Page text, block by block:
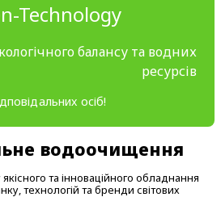
Technology
балансу та водних
ресурсів
осіб!
водоочищення
та інноваційного обладнання
технологій та бренди світових